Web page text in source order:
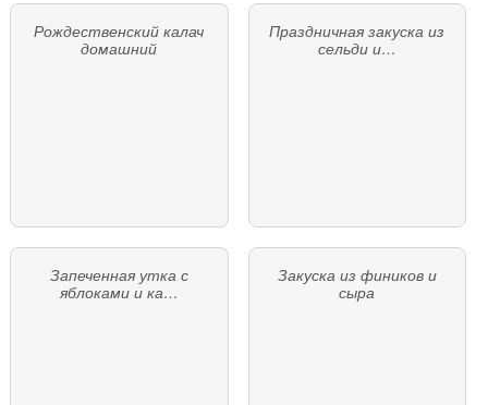
Рождественский калач
домашний
Праздничная закуска из
сельди и…
Запеченная утка с
яблоками и ка…
Закуска из фиников и
сыра